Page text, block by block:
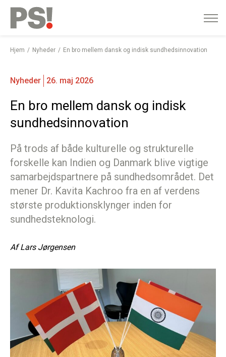
Gå
til
English
Hjem Nyheder En bro mellem dansk og indisk sundhedsinnovation
Nyheder 26. maj 2026
En bro mellem dansk og indisk
sundhedsinnovation
På trods af både kulturelle og strukturelle
forskelle kan Indien og Danmark blive vigtige
samarbejdspartnere på sundhedsområdet. Det
mener Dr. Kavita Kachroo fra en af verdens
største produktionsklynger inden for
sundhedsteknologi.
Af Lars Jørgensen